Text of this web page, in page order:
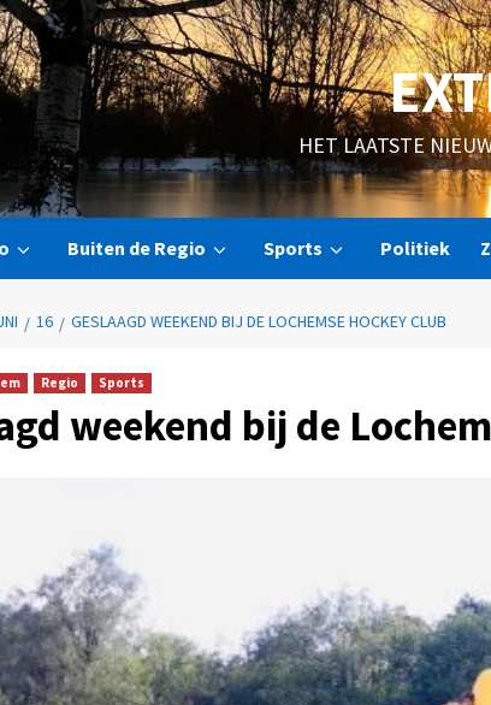
HET LAATSTE
Buiten de Regio Sports Politiek
16 GESLAAGD WEEKEND BIJ DE LOCHEMSE HOCKEY CLUB
Regio Sports
weekend bij de